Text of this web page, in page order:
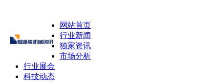
网站首页
行业新闻
独家资讯
市场分析
行业展会
科技动态